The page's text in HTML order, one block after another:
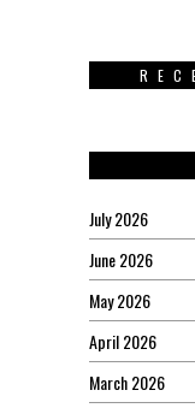
July 2026
June 2026
May 2026
April 2026
March 2026